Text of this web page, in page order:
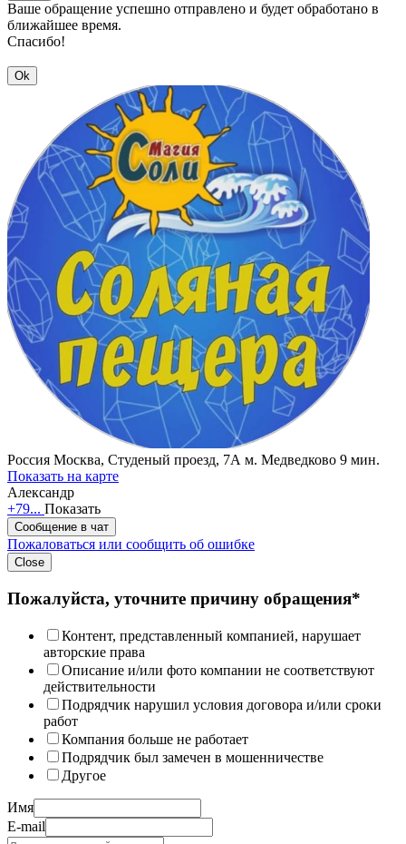
Ваше обращение успешно отправлено и будет обработано в
ближайшее время.
Спасибо!
Ok
Россия Москва, Студеный проезд, 7А м. Медведково 9 мин.
Показать на карте
Александр
+79... Показать
Сообщение в чат
Пожаловаться или сообщить об ошибке
Close
Пожалуйста, уточните причину обращения*
Контент, представленный компанией, нарушает
авторские права
Описание и/или фото компании не соответствуют
действительности
Подрядчик нарушил условия договора и/или сроки
работ
Компания больше не работает
Подрядчик был замечен в мошенничестве
Другое
Имя
E-mail